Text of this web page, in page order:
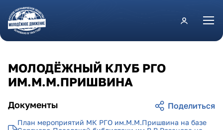
Перейти к основному содержанию
Документы
План мероприятий МК РГО им.М.М.Пришвина на базе
МОЛОДЁЖНЫЙ КЛУБ РГО
ИМ.М.М.ПРИШВИНА